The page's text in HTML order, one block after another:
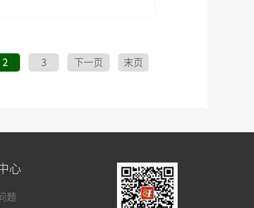
2 3 下一页 末页
心
题